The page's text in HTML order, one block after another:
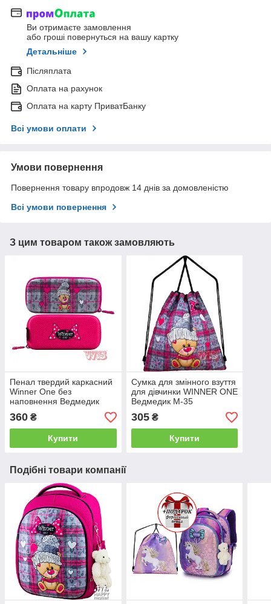
Ви отримаєте замовлення
або гроші повернуться на вашу картку
Детальніше
Післяплата
Оплата на рахунок
Оплата на карту ПриватБанку
Всі умови оплати
Умови повернення
Повернення товару впродовж 14 днів за домовленістю
Всі умови повернення
З цим товаром також замовляють
Пенал твердий каркасний
Winner One без
наповнення Ведмедик
360 ₴
Купити
Сумка для змінного взуття
для дівчинки WINNER ONE
Ведмедик М-35
305₴
Купити
Подібні товари компанії